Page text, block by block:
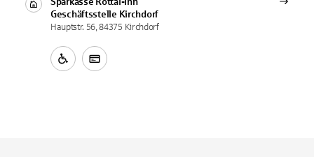
Geschäftsstelle Kirchdorf
Hauptstr. 56, 84375 Kirchdorf